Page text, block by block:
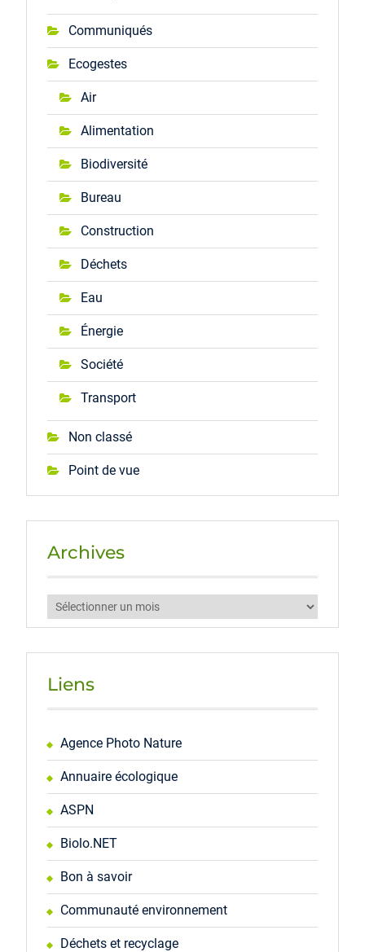
Communiqués
Ecogestes
Air
Alimentation
Biodiversité
Bureau
Construction
Déchets
Eau
Énergie
Société
Transport
Non classé
Point de vue
Archives
Archives
Liens
Agence Photo Nature
Annuaire écologique
ASPN
Biolo.NET
Bon à savoir
Communauté environnement
Déchets et recyclage